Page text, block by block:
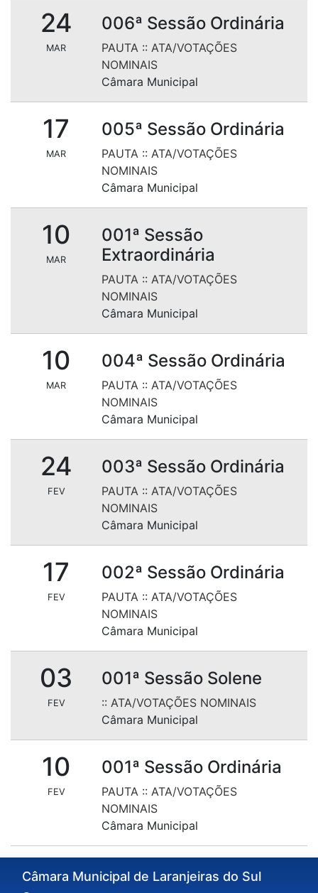
24
MAR
006ª Sessão Ordinária
PAUTA :: ATA/VOTAÇÕES
NOMINAIS
Câmara Municipal
17
MAR
005ª Sessão Ordinária
PAUTA :: ATA/VOTAÇÕES
NOMINAIS
Câmara Municipal
10
MAR
001ª Sessão
Extraordinária
PAUTA :: ATA/VOTAÇÕES
NOMINAIS
Câmara Municipal
10
MAR
004ª Sessão Ordinária
PAUTA :: ATA/VOTAÇÕES
NOMINAIS
Câmara Municipal
24
FEV
003ª Sessão Ordinária
PAUTA :: ATA/VOTAÇÕES
NOMINAIS
Câmara Municipal
17
FEV
002ª Sessão Ordinária
PAUTA :: ATA/VOTAÇÕES
NOMINAIS
Câmara Municipal
03
FEV
001ª Sessão Solene
:: ATA/VOTAÇÕES NOMINAIS
Câmara Municipal
10
FEV
001ª Sessão Ordinária
PAUTA :: ATA/VOTAÇÕES
NOMINAIS
Câmara Municipal
Câmara Municipal de Laranjeiras do Sul